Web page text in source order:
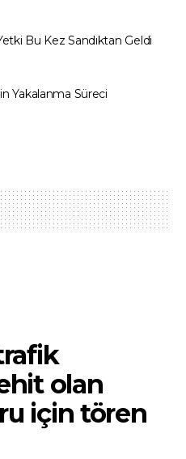
Bu Kez Sandıktan Geldi
Yakalanma Süreci
olan
için tören